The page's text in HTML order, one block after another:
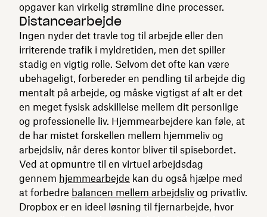
opgaver kan virkelig strømline dine processer.
Distancearbejde
Ingen nyder det travle tog til arbejde eller den
irriterende trafik i myldretiden, men det spiller
stadig en vigtig rolle. Selvom det ofte kan være
ubehageligt, forbereder en pendling til arbejde dig
mentalt på arbejde, og måske vigtigst af alt er det
en meget fysisk adskillelse mellem dit personlige
og professionelle liv. Hjemmearbejdere kan føle, at
de har mistet forskellen mellem hjemmeliv og
arbejdsliv, når deres kontor bliver til spisebordet.
Ved at opmuntre til en virtuel arbejdsdag
gennem hjemmearbejde kan du også hjælpe med
at forbedre balancen mellem arbejdsliv og privatliv.
Dropbox er en ideel løsning til fjernarbejde, hvor